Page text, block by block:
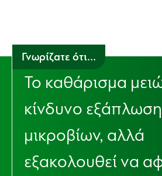
Γνωρίζατε ότι...
Το καθάρισμα
κίνδυνο
μικροβίων, αλλά
εξακολουθεί να